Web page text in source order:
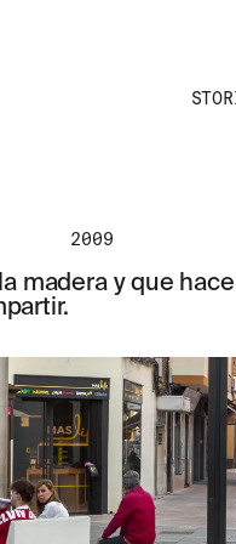
2009
madera y que